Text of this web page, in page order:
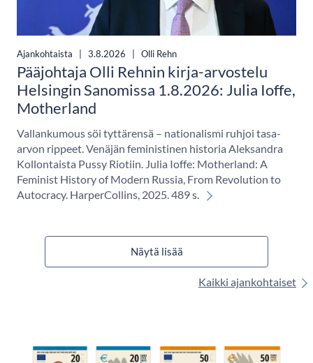
Ajankohtaista 3.8.2026 Olli Rehn
Pääjohtaja Olli Rehnin kirja-arvostelu
Helsingin Sanomissa 1.8.2026: Julia Ioffe,
Motherland
Vallankumous söi tyttärensä – nationalismi ruhjoi tasa-
arvon rippeet. Venäjän feministinen historia Aleksandra
Kollontaista Pussy Riotiin. Julia Ioffe: Motherland: A
Feminist History of Modern Russia, From Revolution to
Autocracy. HarperCollins, 2025. 489 s.
Näytä lisää
Kaikki ajankohtaiset